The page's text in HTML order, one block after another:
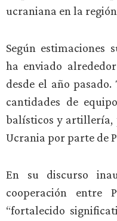
ucraniana en la
Según estimaciones
ha enviado
desde el año
cantidades de
balísticos y artillería,
Ucrania por parte de
En su discurso
cooperación entre
“fortalecido